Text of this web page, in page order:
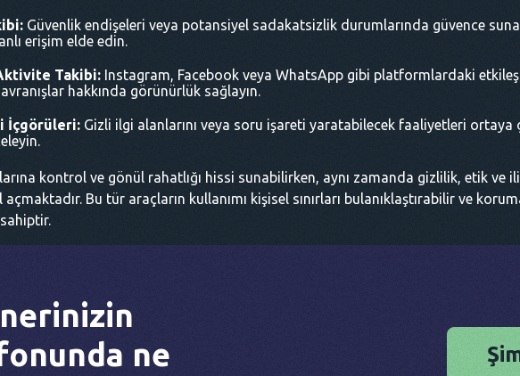
Güvenlik endişeleri veya potansiyel sadakatsizlik durumlarında güvence
erişim elde edin.
Takibi: Instagram, Facebook veya WhatsApp gibi platformlardaki
hakkında görünürlük sağlayın.
İçgörüleri: Gizli ilgi alanlarını veya soru işareti yaratabilecek faaliyetleri ortaya
kontrol ve gönül rahatlığı hissi sunabilirken, aynı zamanda gizlilik, etik ve
Bu tür araçların kullanımı kişisel sınırları bulanıklaştırabilir ve
ne